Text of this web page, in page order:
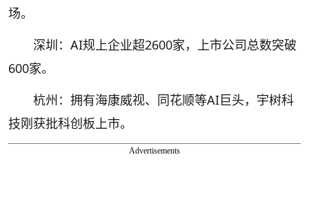
场。
深圳：AI规上企业超2600家，上市公司总数突破
600家。
杭州：拥有海康威视、同花顺等AI巨头，宇树科
技刚获批科创板上市。
Advertisements